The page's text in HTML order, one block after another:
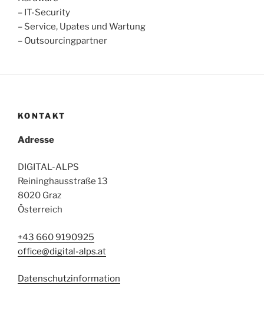
– IT-Security
– Service, Upates und Wartung
– Outsourcingpartner
KONTAKT
Adresse
DIGITAL-ALPS
Reininghausstraße 13
8020 Graz
Österreich
+43 660 9190925
office@digital-alps.at
Datenschutzinformation